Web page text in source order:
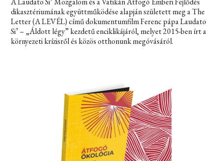
dikasztériumának együttműködése alapján született meg a The
Letter (A LEVÉL) című dokumentumfilm Ferenc pápa Laudato
Si’ – „Áldott légy” kezdetű enciklikájáról, melyet 2015-ben írt a
környezeti krízisről és közös otthonunk megóvásáról.